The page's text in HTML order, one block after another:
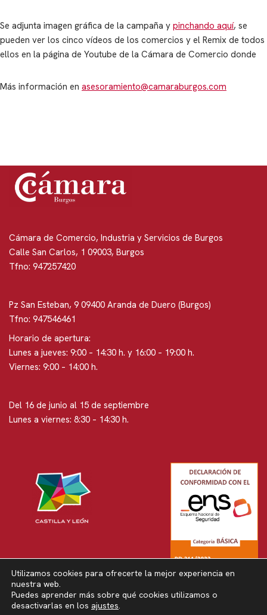
Se adjunta imagen gráfica de la campaña y pinchando aquí, se
pueden ver los cinco vídeos de los comercios y el Remix de todos
ellos en la página de Youtube de la Cámara de Comercio donde
Más información en asesoramiento@camaraburgos.com
Cámara de Comercio, Industria y Servicios de Burgos
Calle San Carlos, 1 09003, Burgos
Tfno: 947257420
Pz San Esteban, 9 09400 Aranda de Duero (Burgos)
Tfno: 947546461
Horario de apertura:
Lunes a jueves: 9:00 – 14:30 h. y 16:00 – 19:00 h.
Viernes: 9:00 – 14:00 h.
Del 16 de junio al 15 de septiembre
Lunes a viernes: 8:30 – 14:30 h.
Neve| Funciona gracias aWordPress
Utilizamos cookies para ofrecerte la mejor experiencia en
nuestra web.
Puedes aprender más sobre qué cookies utilizamos o
desactivarlas en los ajustes.